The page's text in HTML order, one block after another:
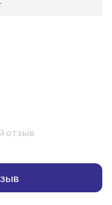
отзыв